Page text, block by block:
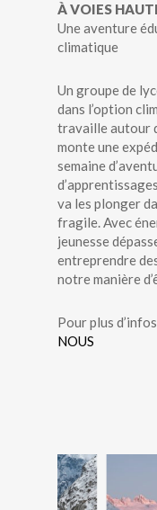
À VOIES
Une aventure
climatique
Un groupe de
dans l’option
travaille autour
monte une
semaine
va les plonger
fragile. Avec
jeunesse
entreprendre
notre manière
Pour plus
NOUS